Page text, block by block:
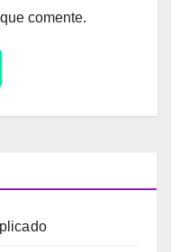
comente.